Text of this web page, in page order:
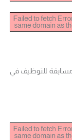
Failed to fetch
same domain as
مسابقة للتوظيف في
Failed to fetch
same domain as